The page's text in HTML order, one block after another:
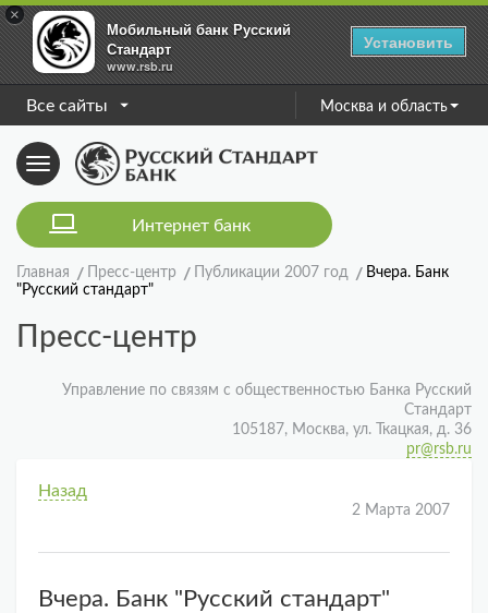
×
Мобильный банк Русский
Стандарт
www.rsb.ru
Установить
Все сайты Москва и область
Toggle
navigation
Интернет банк
Главная Пресс-центр Публикации 2007 год
Вчера. Банк
"Русский стандарт"
Пресс-центр
Управление по связям с общественностью Банка Русский
Стандарт
105187, Москва, ул. Ткацкая, д. 36
pr@rsb.ru
Назад
2 Марта 2007
Вчера. Банк "Русский стандарт"